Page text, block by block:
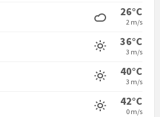
26°C
2 m/s
36°C
3 m/s
40°C
3 m/s
42°C
0 m/s